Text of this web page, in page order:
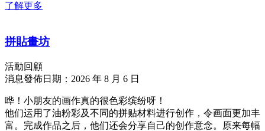
了解更多
拼貼畫坊
活動回顧
消息發佈日期：2026 年 8 月 6 日
哗！小朋友的画作真的很色彩缤纷呀！
他们运用了油粉彩及不同的拼贴材料进行创作，令画面更加丰
富。完成作品之后，他们还会分享自己的创作意念。原来每幅